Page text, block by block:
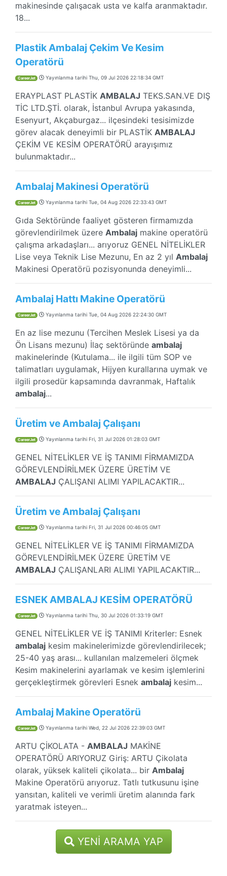
makinesinde çalışacak usta ve kalfa aranmaktadır.
18...
Plastik Ambalaj Çekim Ve Kesim
Operatörü
CareerJet Yayınlanma tarihi Thu, 09 Jul 2026 22:18:34 GMT
ERAYPLAST PLASTİK AMBALAJ TEKS.SAN.VE DIŞ
TİC LTD.ŞTİ. olarak, İstanbul Avrupa yakasında,
Esenyurt, Akçaburgaz... ilçesindeki tesisimizde
görev alacak deneyimli bir PLASTİK AMBALAJ
ÇEKİM VE KESİM OPERATÖRÜ arayışımız
bulunmaktadır...
Ambalaj Makinesi Operatörü
CareerJet Yayınlanma tarihi Tue, 04 Aug 2026 22:33:43 GMT
Gıda Sektöründe faaliyet gösteren firmamızda
görevlendirilmek üzere Ambalaj makine operatörü
çalışma arkadaşları... arıyoruz GENEL NİTELİKLER
Lise veya Teknik Lise Mezunu, En az 2 yıl Ambalaj
Makinesi Operatörü pozisyonunda deneyimli...
Ambalaj Hattı Makine Operatörü
CareerJet Yayınlanma tarihi Tue, 04 Aug 2026 22:24:30 GMT
En az lise mezunu (Tercihen Meslek Lisesi ya da
Ön Lisans mezunu) İlaç sektöründe ambalaj
makinelerinde (Kutulama... ile ilgili tüm SOP ve
talimatları uygulamak, Hijyen kurallarına uymak ve
ilgili prosedür kapsamında davranmak, Haftalık
ambalaj...
Üretim ve Ambalaj Çalışanı
CareerJet Yayınlanma tarihi Fri, 31 Jul 2026 01:28:03 GMT
GENEL NİTELİKLER VE İŞ TANIMI FİRMAMIZDA
GÖREVLENDİRİLMEK ÜZERE ÜRETİM VE
AMBALAJ ÇALIŞANI ALIMI YAPILACAKTIR...
Üretim ve Ambalaj Çalışanı
CareerJet Yayınlanma tarihi Fri, 31 Jul 2026 00:46:05 GMT
GENEL NİTELİKLER VE İŞ TANIMI FİRMAMIZDA
GÖREVLENDİRİLMEK ÜZERE ÜRETİM VE
AMBALAJ ÇALIŞANLARI ALIMI YAPILACAKTIR...
ESNEK AMBALAJ KESİM OPERATÖRÜ
CareerJet Yayınlanma tarihi Thu, 30 Jul 2026 01:33:19 GMT
GENEL NİTELİKLER VE İŞ TANIMI Kriterler: Esnek
ambalaj kesim makinelerimizde görevlendirilecek;
25-40 yaş arası... kullanılan malzemeleri ölçmek
Kesim makinelerini ayarlamak ve kesim işlemlerini
gerçekleştirmek görevleri Esnek ambalaj kesim...
Ambalaj Makine Operatörü
CareerJet Yayınlanma tarihi Wed, 22 Jul 2026 22:39:03 GMT
ARTU ÇİKOLATA - AMBALAJ MAKİNE
OPERATÖRÜ ARIYORUZ Giriş: ARTU Çikolata
olarak, yüksek kaliteli çikolata... bir Ambalaj
Makine Operatörü arıyoruz. Tatlı tutkusunu işine
yansıtan, kaliteli ve verimli üretim alanında fark
yaratmak isteyen...
YENI ARAMA YAP